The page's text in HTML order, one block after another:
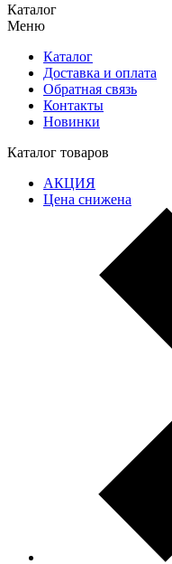
Каталог
Меню
Каталог
Доставка и оплата
Обратная связь
Контакты
Новинки
Каталог товаров
АКЦИЯ
Цена снижена